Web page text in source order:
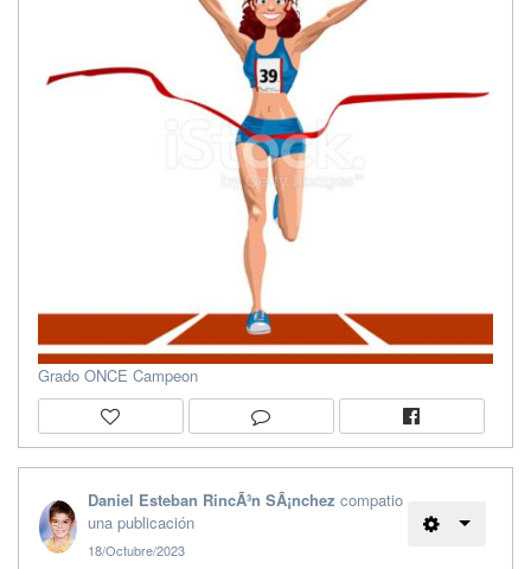
Grado ONCE Campeon
Daniel Esteban RincÃ³n SÃ¡nchez compatio
una publicación
18/Octubre/2023